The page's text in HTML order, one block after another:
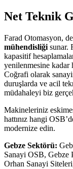
Net Teknik
Farad Otomasyon,
mühendisliği sunar.
kapasitif
yenilenmesine kadar
Coğrafi olarak
duruşlarda ve acil
müdahaleyi biz
Makineleriniz
hattınız hangi
modernize edin.
Gebze Sektörü:
Sanayi OSB, Gebze
Orhan Sanayi